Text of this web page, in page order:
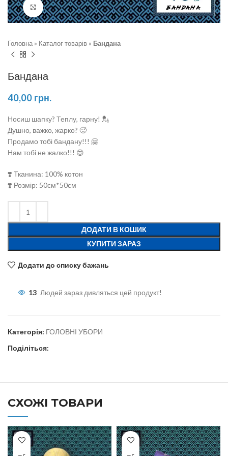
Натисніть, щоб збільшити
Головна » Каталог товарів » Бандана
Бандана
40,00 грн.
Носиш шапку? Теплу, гарну! 💂
Душно, важко, жарко? 🥵
Продамо тобі бандану!!! 🤗
Нам тобі не жалко!!! 😍
❣️ Тканина: 100% котон
❣️ Розмір: 50см*50см
ДОДАТИ В КОШИК
КУПИТИ ЗАРАЗ
Додати до списку бажань
13 Людей зараз дивляться цей продукт!
Категорія: ГОЛОВНІ УБОРИ
Поділіться:
СХОЖІ ТОВАРИ